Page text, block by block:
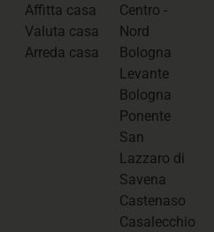
Affitta casa
Valuta casa
Arreda casa
Centro -
Nord
Bologna
Levante
Bologna
Ponente
San
Lazzaro di
Savena
Castenaso
Casalecchio